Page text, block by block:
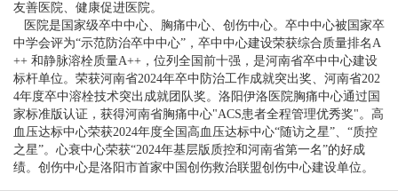
友善医院、健康促进医院。
医院是国家级卒中中心、胸痛中心、创伤中心。卒中中心被国家卒
中学会评为“示范防治卒中中心”，卒中中心建设荣获综合质量排名A
++ 和静脉溶栓质量A++，位列全国前十强，是河南省卒中中心建设
标杆单位。荣获河南省2024年卒中防治工作成就突出奖、河南省202
4年度卒中溶栓技术突出成就团队奖。洛阳伊洛医院胸痛中心通过国
家标准版认证，获得河南省胸痛中心"ACS患者全程管理优秀奖"。高
血压达标中心荣获2024年度全国高血压达标中心“随访之星”、“质控
之星”。心衰中心荣获“2024年基层版质控和河南省第一名”的好成
绩。创伤中心是洛阳市首家中国创伤救治联盟创伤中心建设单位。